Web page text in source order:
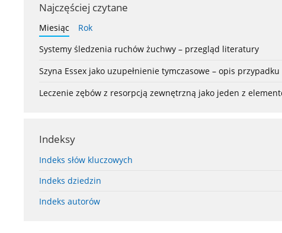
Najczęściej czytane
Miesiąc
Rok
Systemy śledzenia ruchów żuchwy – przegląd literatury
Szyna Essex jako uzupełnienie tymczasowe – opis przypadku
Leczenie zębów z resorpcją zewnętrzną jako jeden z
Indeksy
Indeks słów kluczowych
Indeks dziedzin
Indeks autorów